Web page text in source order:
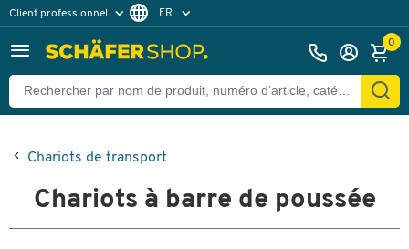
Client professionnel
Client particulier
FR
0
Chariots de transport
Chariots à barre de poussée